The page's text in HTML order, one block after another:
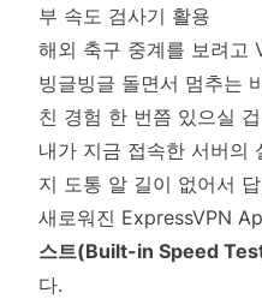
부 속도 검사기 활용
해외 축구 중계를 보려고
빙글빙글 돌면서 멈추는
친 경험 한 번쯤 있으실
내가 지금 접속한 서버의
지 도통 알 길이 없어서
새로워진 ExpressVPN
스트(Built-in Speed
다.